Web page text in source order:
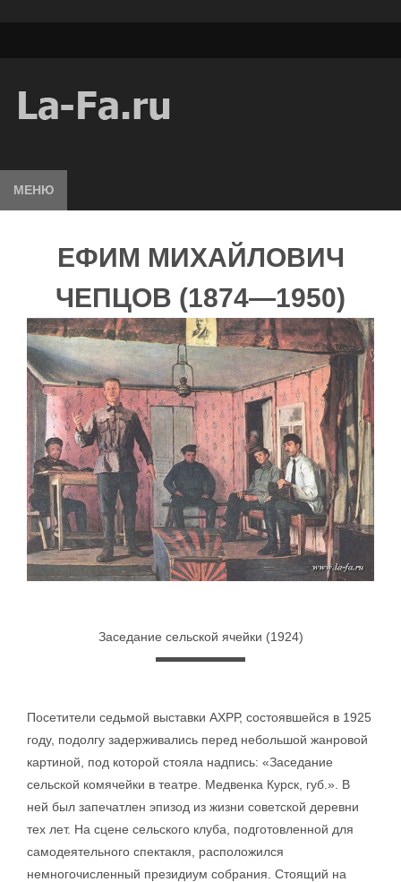
МЕНЮ
ЕФИМ МИХАЙЛОВИЧ
ЧЕПЦОВ (1874—1950)
Заседание сельской ячейки (1924)
Посетители седьмой выставки АХРР, состоявшейся в 1925
году, подолгу задерживались перед небольшой жанровой
картиной, под которой стояла надпись: «Заседание
сельской комячейки в театре. Медвенка Курск, губ.». В
ней был запечатлен эпизод из жизни советской деревни
тех лет. На сцене сельского клуба, подготовленной для
самодеятельного спектакля, расположился
немногочисленный президиум собрания. Стоящий на